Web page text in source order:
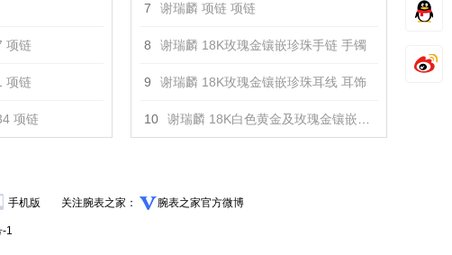
项链
项链
项链
7 谢瑞麟 项链 项链
8 谢瑞麟 18K玫瑰金镶嵌珍珠手链 手镯
9 谢瑞麟 18K玫瑰金镶嵌珍珠耳线 耳饰
10 谢瑞麟 18K白色黄金及玫瑰金镶嵌钻石耳钉 耳饰
手机版 关注腕表之家： 腕表之家官方微博
-1